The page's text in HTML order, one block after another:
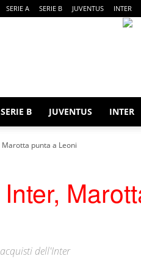
SERIE A SERIE B JUVENTUS INTER
SERIE B JUVENTUS INTER
punta a Leoni
dell'Inter